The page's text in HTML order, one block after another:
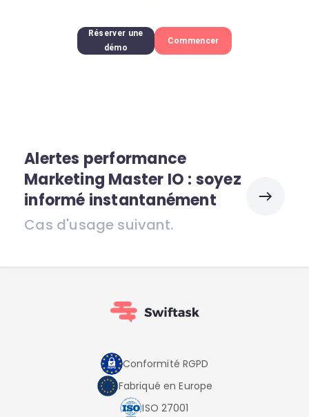
Réserver une
démo
Commencer
Alertes performance
Marketing Master IO : soyez
informé instantanément
Cas d'usage suivant.
Conformité RGPD
Fabriqué en Europe
ISO 27001